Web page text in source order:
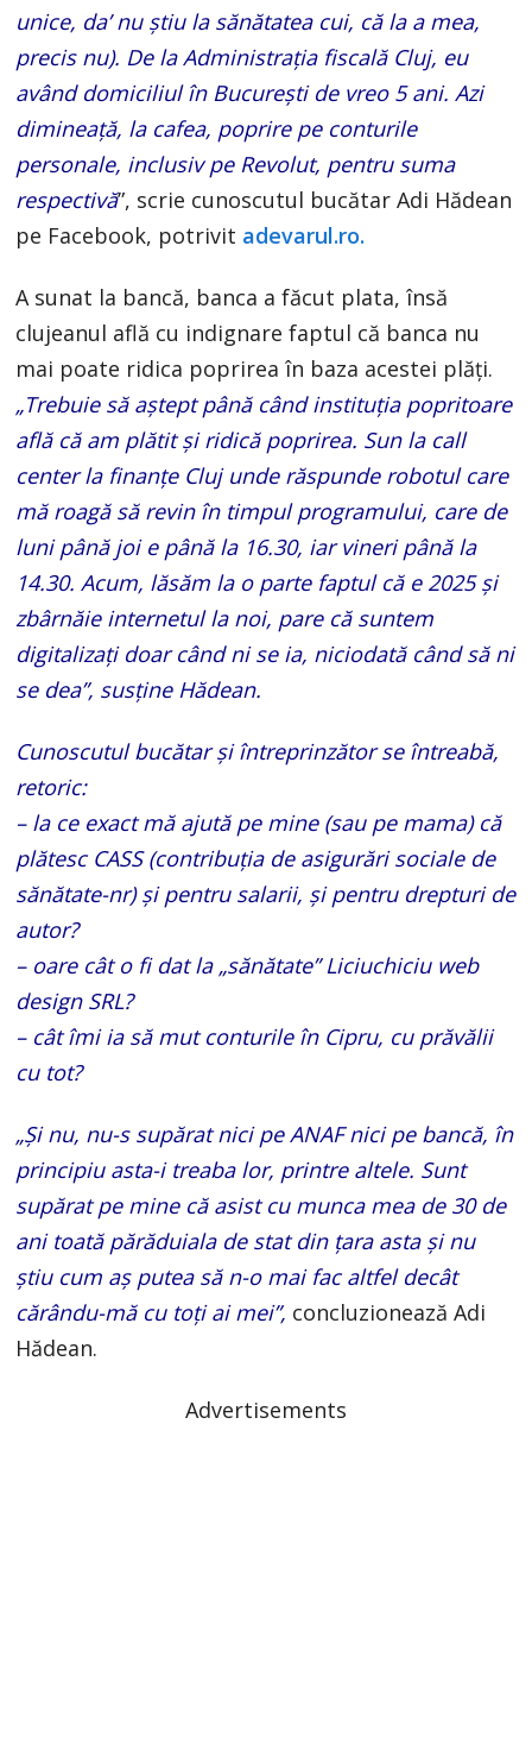
unice, da’ nu știu la sănătatea cui, că la a mea,
precis nu). De la Administrația fiscală Cluj, eu
având domiciliul în București de vreo 5 ani. Azi
dimineață, la cafea, poprire pe conturile
personale, inclusiv pe Revolut, pentru suma
respectivă”, scrie cunoscutul bucătar Adi Hădean
pe Facebook, potrivit adevarul.ro.
A sunat la bancă, banca a făcut plata, însă
clujeanul află cu indignare faptul că banca nu
mai poate ridica poprirea în baza acestei plăți.
„Trebuie să aștept până când instituția popritoare
află că am plătit și ridică poprirea. Sun la call
center la finanțe Cluj unde răspunde robotul care
mă roagă să revin în timpul programului, care de
luni până joi e până la 16.30, iar vineri până la
14.30. Acum, lăsăm la o parte faptul că e 2025 și
zbârnăie internetul la noi, pare că suntem
digitalizați doar când ni se ia, niciodată când să ni
se dea”, susține Hădean.
Cunoscutul bucătar și întreprinzător se întreabă,
retoric:
– la ce exact mă ajută pe mine (sau pe mama) că
plătesc CASS (contribuția de asigurări sociale de
sănătate-nr) și pentru salarii, și pentru drepturi de
autor?
– oare cât o fi dat la „sănătate” Liciuchiciu web
design SRL?
– cât îmi ia să mut conturile în Cipru, cu prăvălii
cu tot?
„Și nu, nu-s supărat nici pe ANAF nici pe bancă, în
principiu asta-i treaba lor, printre altele. Sunt
supărat pe mine că asist cu munca mea de 30 de
ani toată părăduiala de stat din țara asta și nu
știu cum aș putea să n-o mai fac altfel decât
cărându-mă cu toți ai mei”, concluzionează Adi
Hădean.
Advertisements